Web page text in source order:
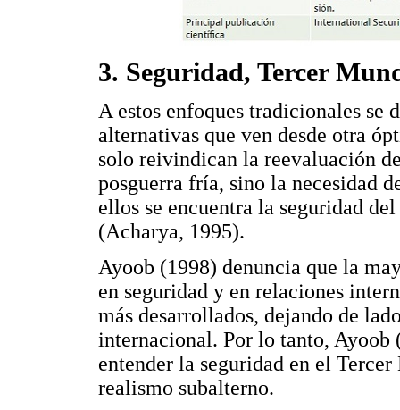
3. Seguridad, Tercer
A estos enfoques tradicionales se
alternativas que ven desde otra
solo reivindican la reevaluación
posguerra fría, sino la necesidad
ellos se encuentra la seguridad
(Acharya, 1995).
Ayoob (1998) denuncia que la
en seguridad y en relaciones
más desarrollados, dejando de
internacional. Por lo tanto, Ayoob
entender la seguridad en el
realismo subalterno.